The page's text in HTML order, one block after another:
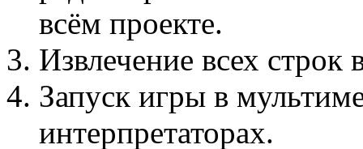
всём проекте.
Извлечение всех строк
Запуск игры в
интерпретаторах.